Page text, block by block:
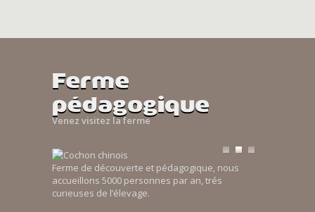
Ferme
pédagogique
Venez visitez la ferme
Ferme de découverte et pédagogique, nous
accueillons 5000 personnes par an, trés
curieuses de l’élevage.